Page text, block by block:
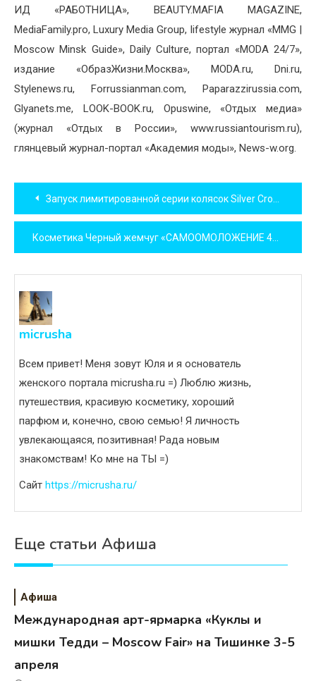
ИД «РАБОТНИЦА», BEAUTY.MAFIA MAGAZINE,
MediaFamily.pro, Luxury Media Group, lifestyle журнал «MMG |
Moscow Minsk Guide», Daily Culture, портал «MODA 24/7»,
издание «ОбразЖизни.Москва», MODA.ru, Dni.ru,
Stylenews.ru, Forrussianman.com, Paparazzirussia.com,
Glyanets.me, LOOK-BOOK.ru, Opuswine, «Отдых медиа»
(журнал «Отдых в России», www.russiantourism.ru),
глянцевый журнал-портал «Академия моды», News-w.org.
Навигация
по
записям
Запуск лимитированной серии колясок Silver Cross Expedition
Косметика Черный жемчуг «САМООМОЛОЖЕНИЕ 46+». Обзор.
micrusha
Всем привет! Меня зовут Юля и я основатель
женского портала micrusha.ru =) Люблю жизнь,
путешествия, красивую косметику, хороший
парфюм и, конечно, свою семью! Я личность
увлекающаяся, позитивная! Рада новым
знакомствам! Ко мне на ТЫ =)
Сайт https://micrusha.ru/
Еще статьи Афиша
Афиша
Международная арт-ярмарка «Куклы и
мишки Тедди – Moscow Fair» на Тишинке 3-5
апреля